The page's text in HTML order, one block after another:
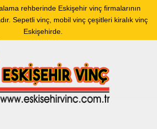
rehberinde Eskişehir vinç firmalarının
Sepetli vinç, mobil vinç çeşitleri kiralık vinç
Eskişehirde.